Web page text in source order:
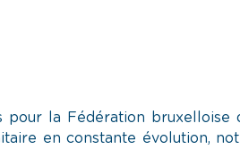
pour la Fédération bruxelloise
en constante évolution,